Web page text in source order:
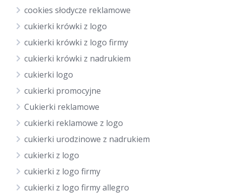
cookies słodycze reklamowe
cukierki krówki z logo
cukierki krówki z logo firmy
cukierki krówki z nadrukiem
cukierki logo
cukierki promocyjne
Cukierki reklamowe
cukierki reklamowe z logo
cukierki urodzinowe z nadrukiem
cukierki z logo
cukierki z logo firmy
cukierki z logo firmy allegro